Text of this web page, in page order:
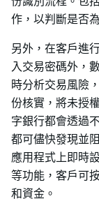
作，以判斷是否
另外，在客戶進
入交易密碼外，
時分析交易風險
份核實，將未授
字銀行都會透過
都可儘快發現並
應用程式上即時
等功能，客戶可
和資金。